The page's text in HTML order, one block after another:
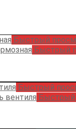
Быстрый
Быстрый
Быстрый
Быстрый